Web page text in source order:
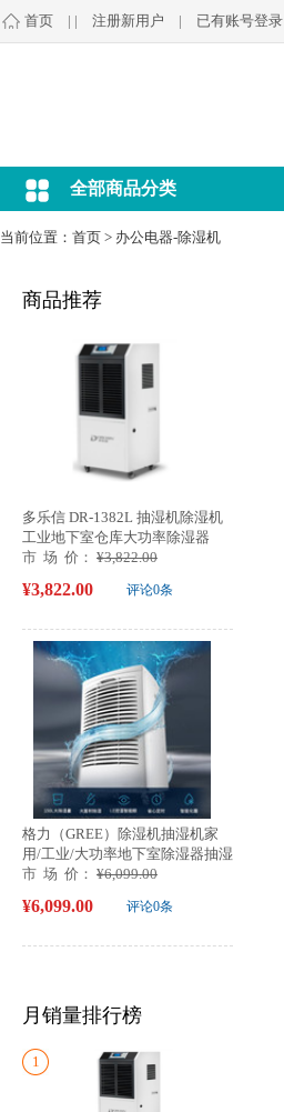
首页 | | 注册新用户 | 已有账号登录
全部商品分类
当前位置： 首页 > 办公电器-除湿机
商品推荐
多乐信 DR-1382L 抽湿机除湿机
工业地下室仓库大功率除湿器
直...
市 场 价： ¥3,822.00
评论0条
¥3,822.00
格力（GREE）除湿机抽湿机家
用/工业/大功率地下室除湿器抽湿
器CF3...
市 场 价： ¥6,099.00
评论0条
¥6,099.00
月销量排行榜
1